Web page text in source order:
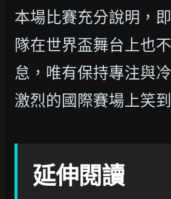
本場比賽充分說明，
隊在世界盃舞台上也
怠，唯有保持專注與
激烈的國際賽場上笑
延伸閱讀